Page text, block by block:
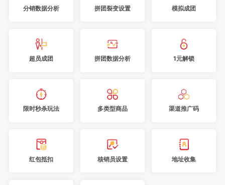
分销数据分析 拼团裂变设置 模拟成团
超员成团 拼团数据分析 1元解锁
限时秒杀玩法 多类型商品 渠道推广码
红包抵扣 核销员设置 地址收集